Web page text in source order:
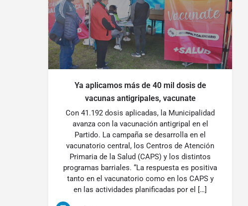
Ya aplicamos más de 40 mil dosis de
vacunas antigripales, vacunate
Con 41.192 dosis aplicadas, la Municipalidad
avanza con la vacunación antigripal en el
Partido. La campaña se desarrolla en el
vacunatorio central, los Centros de Atención
Primaria de la Salud (CAPS) y los distintos
programas barriales. “La respuesta es positiva
tanto en el vacunatorio como en los CAPS y
en las actividades planificadas por el […]